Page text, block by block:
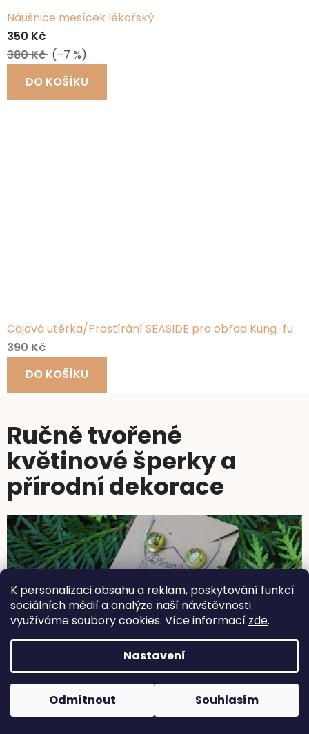
K personalizaci obsahu a reklam, poskytování funkcí
sociálních médií a analýze naší návštěvnosti
využíváme soubory cookies. Více informací zde.
Nastavení
Odmítnout Souhlasím
Náušnice měsíček lékařský
350 Kč
380 Kč (–7 %)
DO KOŠÍKU
Čajová utěrka/Prostírání SEASIDE pro obřad Kung-fu
390 Kč
DO KOŠÍKU
Ručně tvořené
květinové šperky a
přírodní dekorace
6 let pro Vás tvoříme
6000+